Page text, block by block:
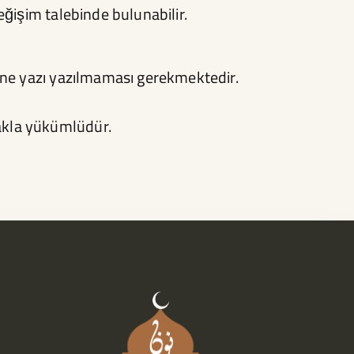
talebinde bulunabilir.
yazı yazılmaması gerekmektedir.
yükümlüdür.